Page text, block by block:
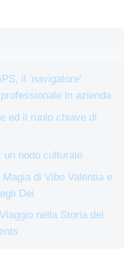
il ‘navigatore’
in azienda
ed il ruolo chiave di
un nodo culturale
di Vibo Valentia e
Dei
nella Storia del